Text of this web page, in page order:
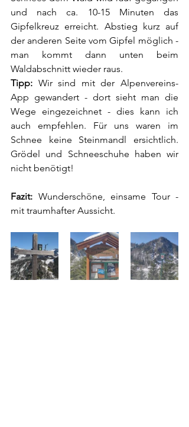
und nach ca. 10-15 Minuten das
Gipfelkreuz erreicht. Abstieg kurz auf
der anderen Seite vom Gipfel möglich -
man kommt dann unten beim
Waldabschnitt wieder raus.
Tipp: Wir sind mit der Alpenvereins-
App gewandert - dort sieht man die
Wege eingezeichnet - dies kann ich
auch empfehlen. Für uns waren im
Schnee keine Steinmandl ersichtlich.
Grödel und Schneeschuhe haben wir
nicht benötigt!
Fazit: Wunderschöne, einsame Tour -
mit traumhafter Aussicht.